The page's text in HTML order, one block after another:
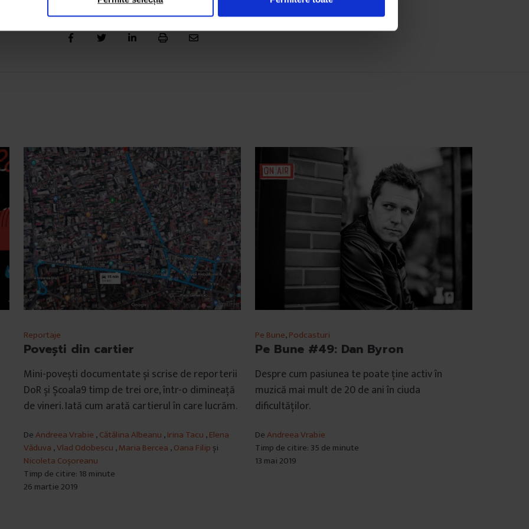
Reportaje
Povești din cartier
Mini-povești documentate și scrise de reporterii
DoR și Școala9 timp de trei ore, într-o dimineață
de vineri. Iată cum arată cartierul în care lucrăm.
DeAndreea Vrabie ,Cătălina Albeanu ,Irina Tacu ,Elena
Văduva ,Vlad Odobescu ,Maria Bercea ,Oana Filip și
Nicoleta Coșoreanu
Timp de citire: 18 minute
26 martie 2019
Pe Bune,Podcasturi
Pe Bune #49: Dan Byron
Despre cum pasiunea te poate ține activ în
muzică mai mult de 20 de ani în ciuda
dificultăților.
DeAndreea Vrabie
Timp de citire: 35 de minute
13 mai 2019